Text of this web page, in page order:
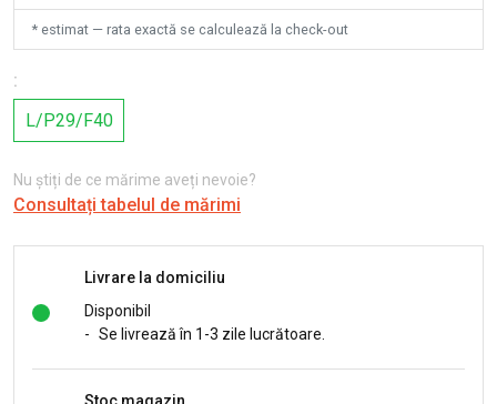
* estimat — rata exactă se calculează la check-out
:
L/P29/F40
Nu știți de ce mărime aveți nevoie?
Consultați tabelul de mărimi
Livrare la domiciliu
Disponibil
- Se livrează în 1-3 zile lucrătoare.
Stoc magazin